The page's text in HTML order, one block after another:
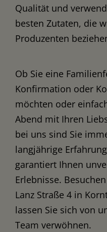
Qualität und
besten Zutaten, die
Produzenten
Ob Sie eine
Konfirmation oder
möchten oder
Abend mit Ihren
bei uns sind Sie
langjährige
garantiert Ihnen
Erlebnisse.
Lanz Straße 4 in
lassen Sie sich von
Team verwöhnen.